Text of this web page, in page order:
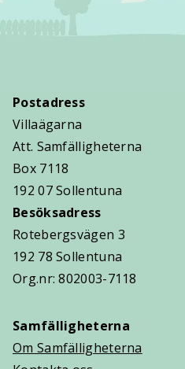
Postadress
Villaägarna
Att. Samfälligheterna
Box 7118
192 07 Sollentuna
Besöksadress
Rotebergsvägen 3
192 78 Sollentuna
Org.nr: 802003-7118
Samfälligheterna
Om Samfälligheterna